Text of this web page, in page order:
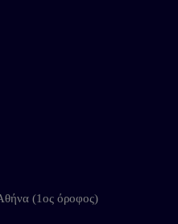
(1ος όροφος)